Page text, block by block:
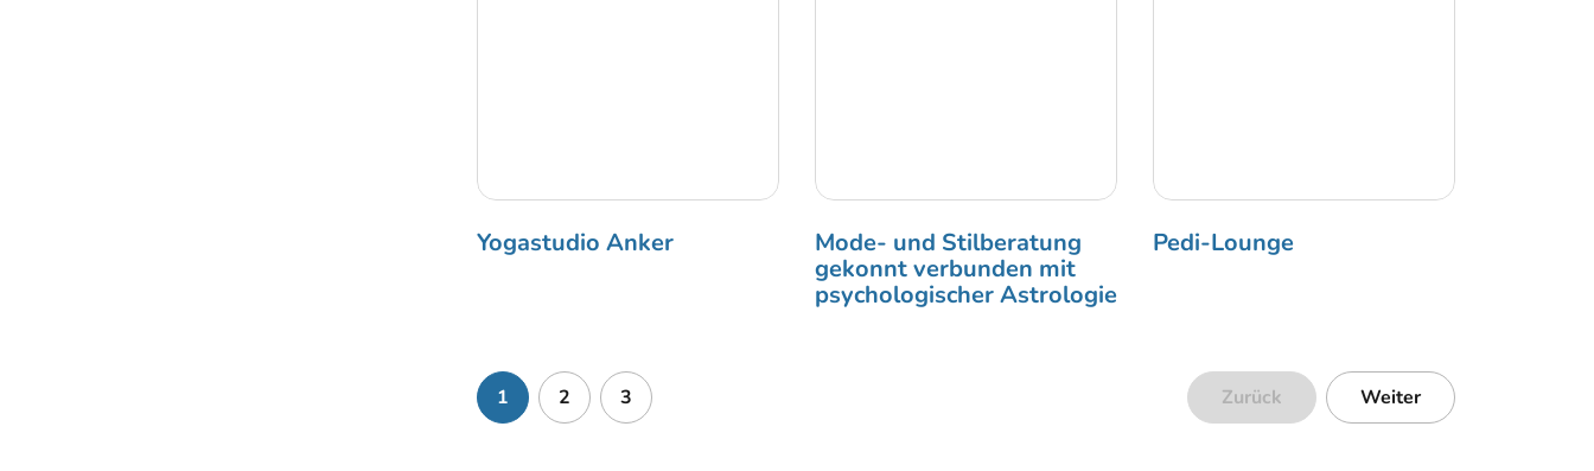
Yogastudio Anker
Mode- und Stilberatung
gekonnt verbunden mit
psychologischer Astrologie
Pedi-Lounge
Zurück Weiter
1 2 3